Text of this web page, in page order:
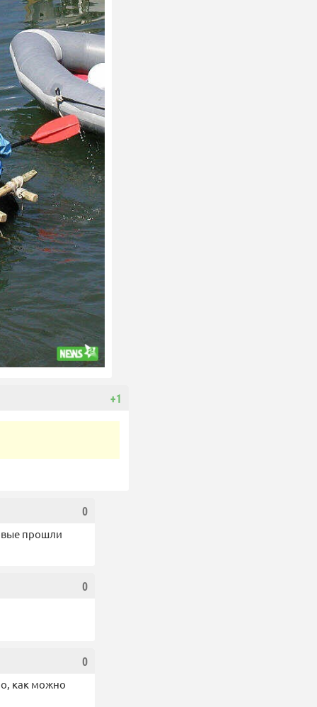
+1
0
прошли
0
0
как можно